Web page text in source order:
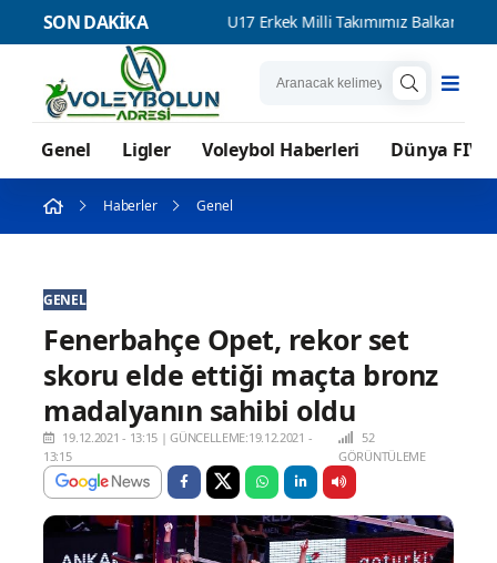
SON DAKİKA
Mu U17 Erkek Milli Takımımız Balkan İkincisi
Genel Ligler Voleybol Haberleri Dünya
Haberler Genel
GENEL
Fenerbahçe Opet, rekor set
skoru elde ettiği maçta bronz
madalyanın sahibi oldu
19.12.2021 - 13:15 |GÜNCELLEME:19.12.2021 -
13:15
52
GÖRÜNTÜLEME